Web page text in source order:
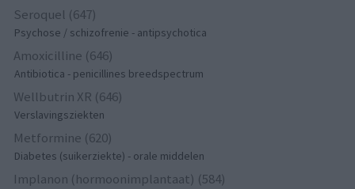
Seroquel (647)
Psychose / schizofrenie - antipsychotica
Amoxicilline (646)
Antibiotica - penicillines breedspectrum
Wellbutrin XR (646)
Verslavingsziekten
Metformine (620)
Diabetes (suikerziekte) - orale middelen
Implanon (hormoonimplantaat) (584)